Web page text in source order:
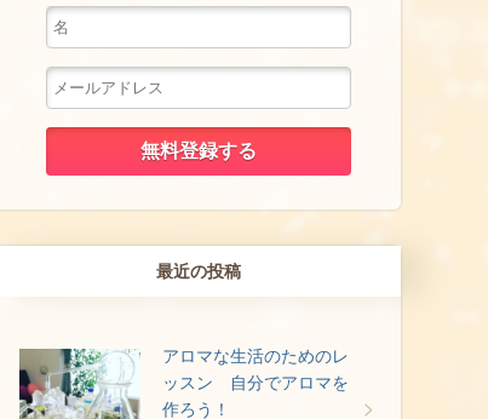
最近の投稿
アロマな生活のためのレ
ッスン 自分でアロマを
作ろう！